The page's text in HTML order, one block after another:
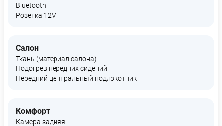
Bluetooth
Розетка 12V
Салон
Ткань (материал салона)
Подогрев передних сидений
Передний центральный подлокотник
Комфорт
Камера задняя